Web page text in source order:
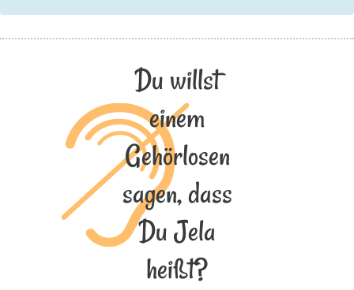
Du willst
einem
Gehörlosen
sagen, dass
Du Jela
heißt?